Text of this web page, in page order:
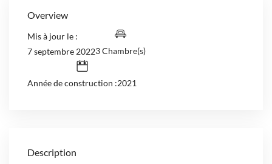
Overview
Mis à jour le :
7 septembre 20223 Chambre(s)
Année de construction :2021
Description